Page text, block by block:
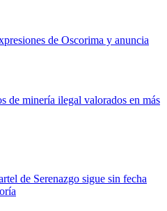
de Oscorima y anuncia
de minería ilegal valorados en más